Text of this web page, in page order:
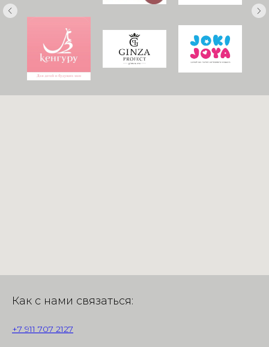
Как с нами связаться:
+7 911 707 2127